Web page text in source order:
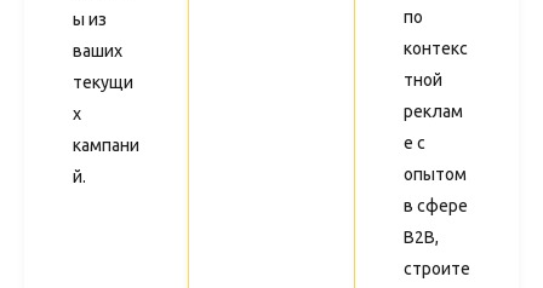
ы из
ваших
текущи
х
кампани
й.
по
контекс
тной
реклам
е с
опытом
в сфере
B2B,
строите